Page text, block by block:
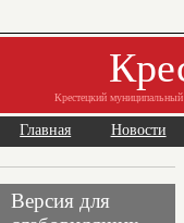
Крестецкий
Главная Новости
Версия для